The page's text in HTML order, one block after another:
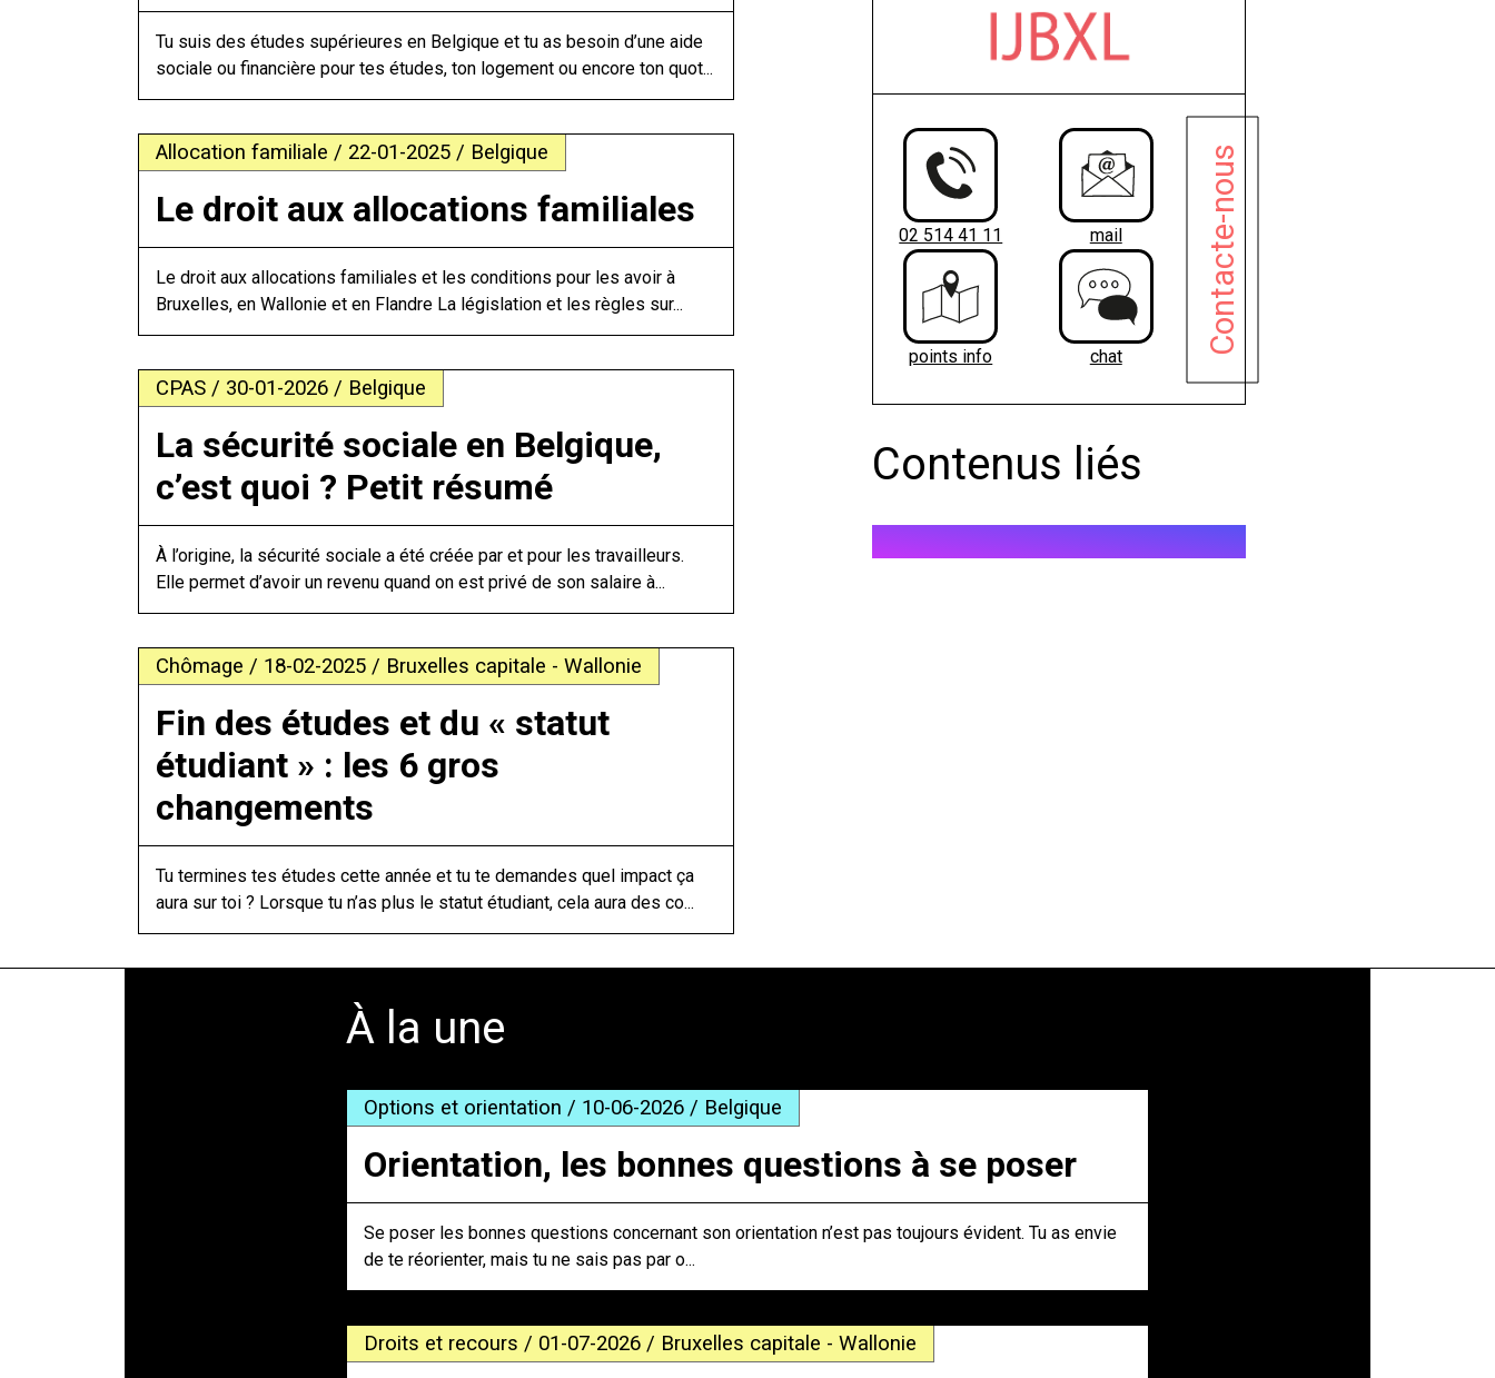
Tu suis des études supérieures en Belgique et tu as besoin d’une aide
sociale ou financière pour tes études, ton logement ou encore ton quot...
Allocation familiale / 22-01-2025 / Belgique
Le droit aux allocations familiales
Le droit aux allocations familiales et les conditions pour les avoir à
Bruxelles, en Wallonie et en Flandre La législation et les règles sur...
CPAS / 30-01-2026 / Belgique
La sécurité sociale en Belgique,
c’est quoi ? Petit résumé
À l’origine, la sécurité sociale a été créée par et pour les travailleurs.
Elle permet d’avoir un revenu quand on est privé de son salaire à...
Chômage / 18-02-2025 / Bruxelles capitale - Wallonie
Fin des études et du « statut
étudiant » : les 6 gros
changements
Tu termines tes études cette année et tu te demandes quel impact ça
aura sur toi ? Lorsque tu n’as plus le statut étudiant, cela aura des co...
02 514 41 11 mail
points info chat
Contacte-nous
Contenus liés
À la une
Options et orientation / 10-06-2026 / Belgique
Orientation, les bonnes questions à se poser
Se poser les bonnes questions concernant son orientation n’est pas toujours évident. Tu as envie
de te réorienter, mais tu ne sais pas par o...
Droits et recours / 01-07-2026 / Bruxelles capitale - Wallonie